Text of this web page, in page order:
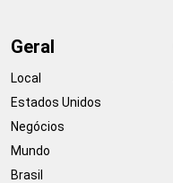
Geral
Local
Estados Unidos
Negócios
Mundo
Brasil